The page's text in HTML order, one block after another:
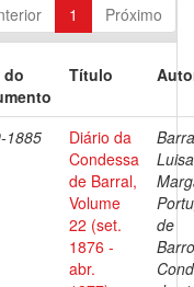
1 Próximo
do
Título
1885
Diário da
Condessa
de Barral,
Volume
22 (set.
1876 -
abr.
Luisa
de